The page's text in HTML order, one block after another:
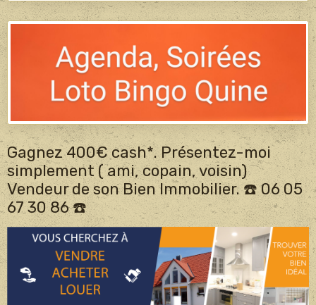
Gagnez 400€ cash*. Présentez-moi
simplement ( ami, copain, voisin)
Vendeur de son Bien Immobilier. ☎️ 06 05
67 30 86 ☎️